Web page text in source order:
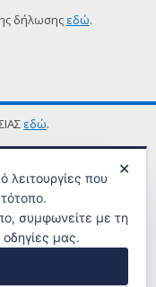
δήλωσης εδώ.
εδώ.
ΟΡΟΙ ΧΡΗΣΗΣ
✕
λειτουργίες που
συμφωνείτε με τη
μας.